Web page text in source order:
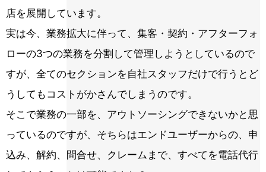
店を展開しています。
実は今、業務拡大に伴って、集客・契約・アフターフォ
ローの3つの業務を分割して管理しようとしているので
すが、全てのセクションを自社スタッフだけで行うとど
うしてもコストがかさんでしまうのです。
そこで業務の一部を、アウトソーシングできないかと思
っているのですが、そちらはエンドユーザーからの、申
込み、解約、問合せ、クレームまで、すべてを電話代行